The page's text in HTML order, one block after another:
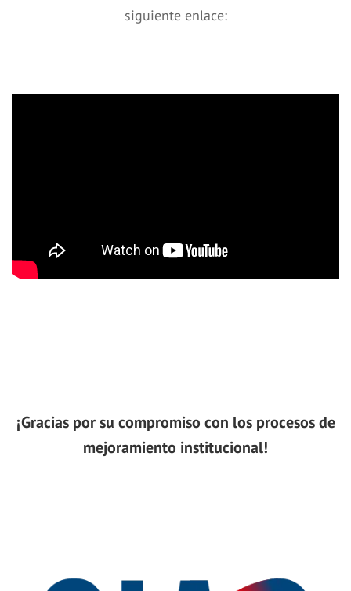
siguiente enlace:
¡Gracias por su compromiso con los procesos de
mejoramiento institucional!